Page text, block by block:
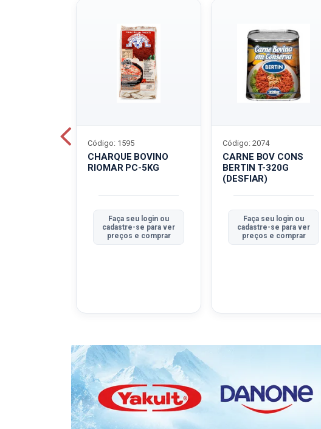
CHARQUE BOVINO
RIOMAR PC-5KG
Código: 1595
Faça seu login ou
cadastre-se para ver
preços e comprar
CARNE BOV CONS
BERTIN T-320G
(DESFIAR)
Código: 2074
Faça seu login ou
cadastre-se para ver
preços e comprar